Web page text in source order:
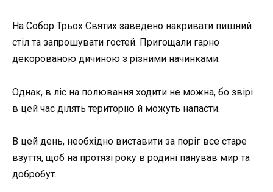
На Собор Трьох Святих заведено накривати пишний
стіл та запрошувати гостей. Пригощали гарно
декорованою дичиною з різними начинками.
Однак, в ліс на полювання ходити не можна, бо звірі
в цей час ділять територію й можуть напасти.
В цей день, необхідно виставити за поріг все старе
взуття, щоб на протязі року в родині панував мир та
добробут.